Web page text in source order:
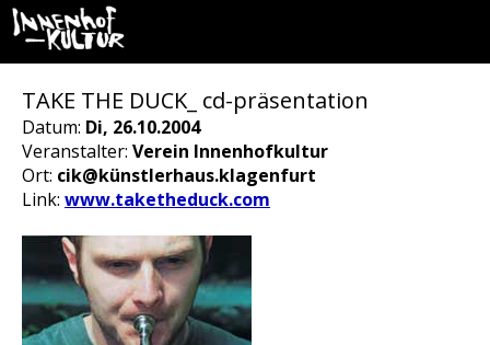
TAKE THE DUCK_ cd-präsentation
Datum: Di, 26.10.2004
Veranstalter: Verein Innenhofkultur
Ort: cik@künstlerhaus.klagenfurt
Link: www.taketheduck.com